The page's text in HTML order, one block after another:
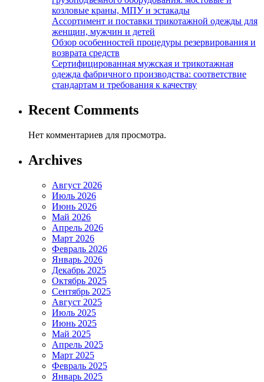
козловые краны, МПУ и эстакады
Ассортимент и поставки трикотажной одежды для
женщин, мужчин и детей
Обзор особенностей процедуры резервирования и
возврата средств
Сертифицированная мужская и трикотажная
одежда фабричного производства: соответствие
стандартам и требования к качеству
Recent Comments
Нет комментариев для просмотра.
Archives
Август 2026
Июль 2026
Июнь 2026
Май 2026
Апрель 2026
Март 2026
Февраль 2026
Январь 2026
Декабрь 2025
Октябрь 2025
Сентябрь 2025
Август 2025
Июль 2025
Июнь 2025
Май 2025
Апрель 2025
Март 2025
Февраль 2025
Январь 2025